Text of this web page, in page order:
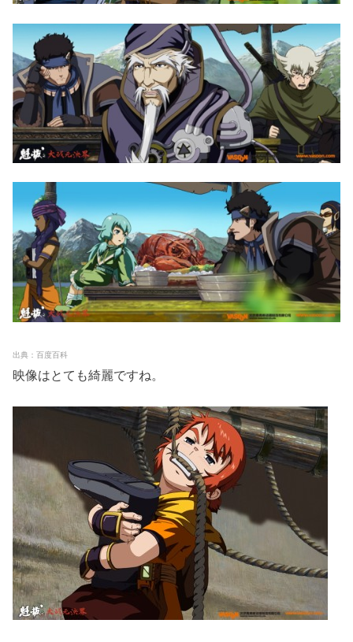
出典：百度百科
映像はとても綺麗ですね。